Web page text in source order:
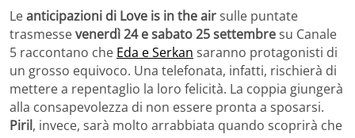
Leanticipazioni di Love is in the airsulle puntate
trasmessevenerdì 24 e sabato 25 settembresu Canale
5 raccontano che Eda e Serkan saranno protagonisti di
un grosso equivoco. Una telefonata, infatti, rischierà di
mettere a repentaglio la loro felicità. La coppia giungerà
alla consapevolezza di non essere pronta a sposarsi.
Piril, invece, sarà molto arrabbiata quando scoprirà che